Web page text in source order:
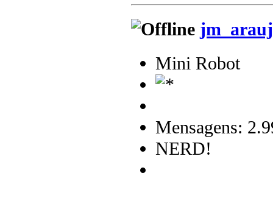
Mini Robot
Mensagens:
NERD!